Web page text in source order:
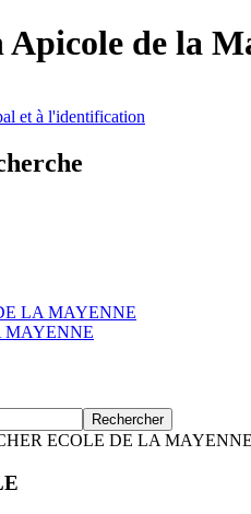
et à l'identification
LA MAYENNE
MAYENNE
ECOLE DE LA MAYENNE